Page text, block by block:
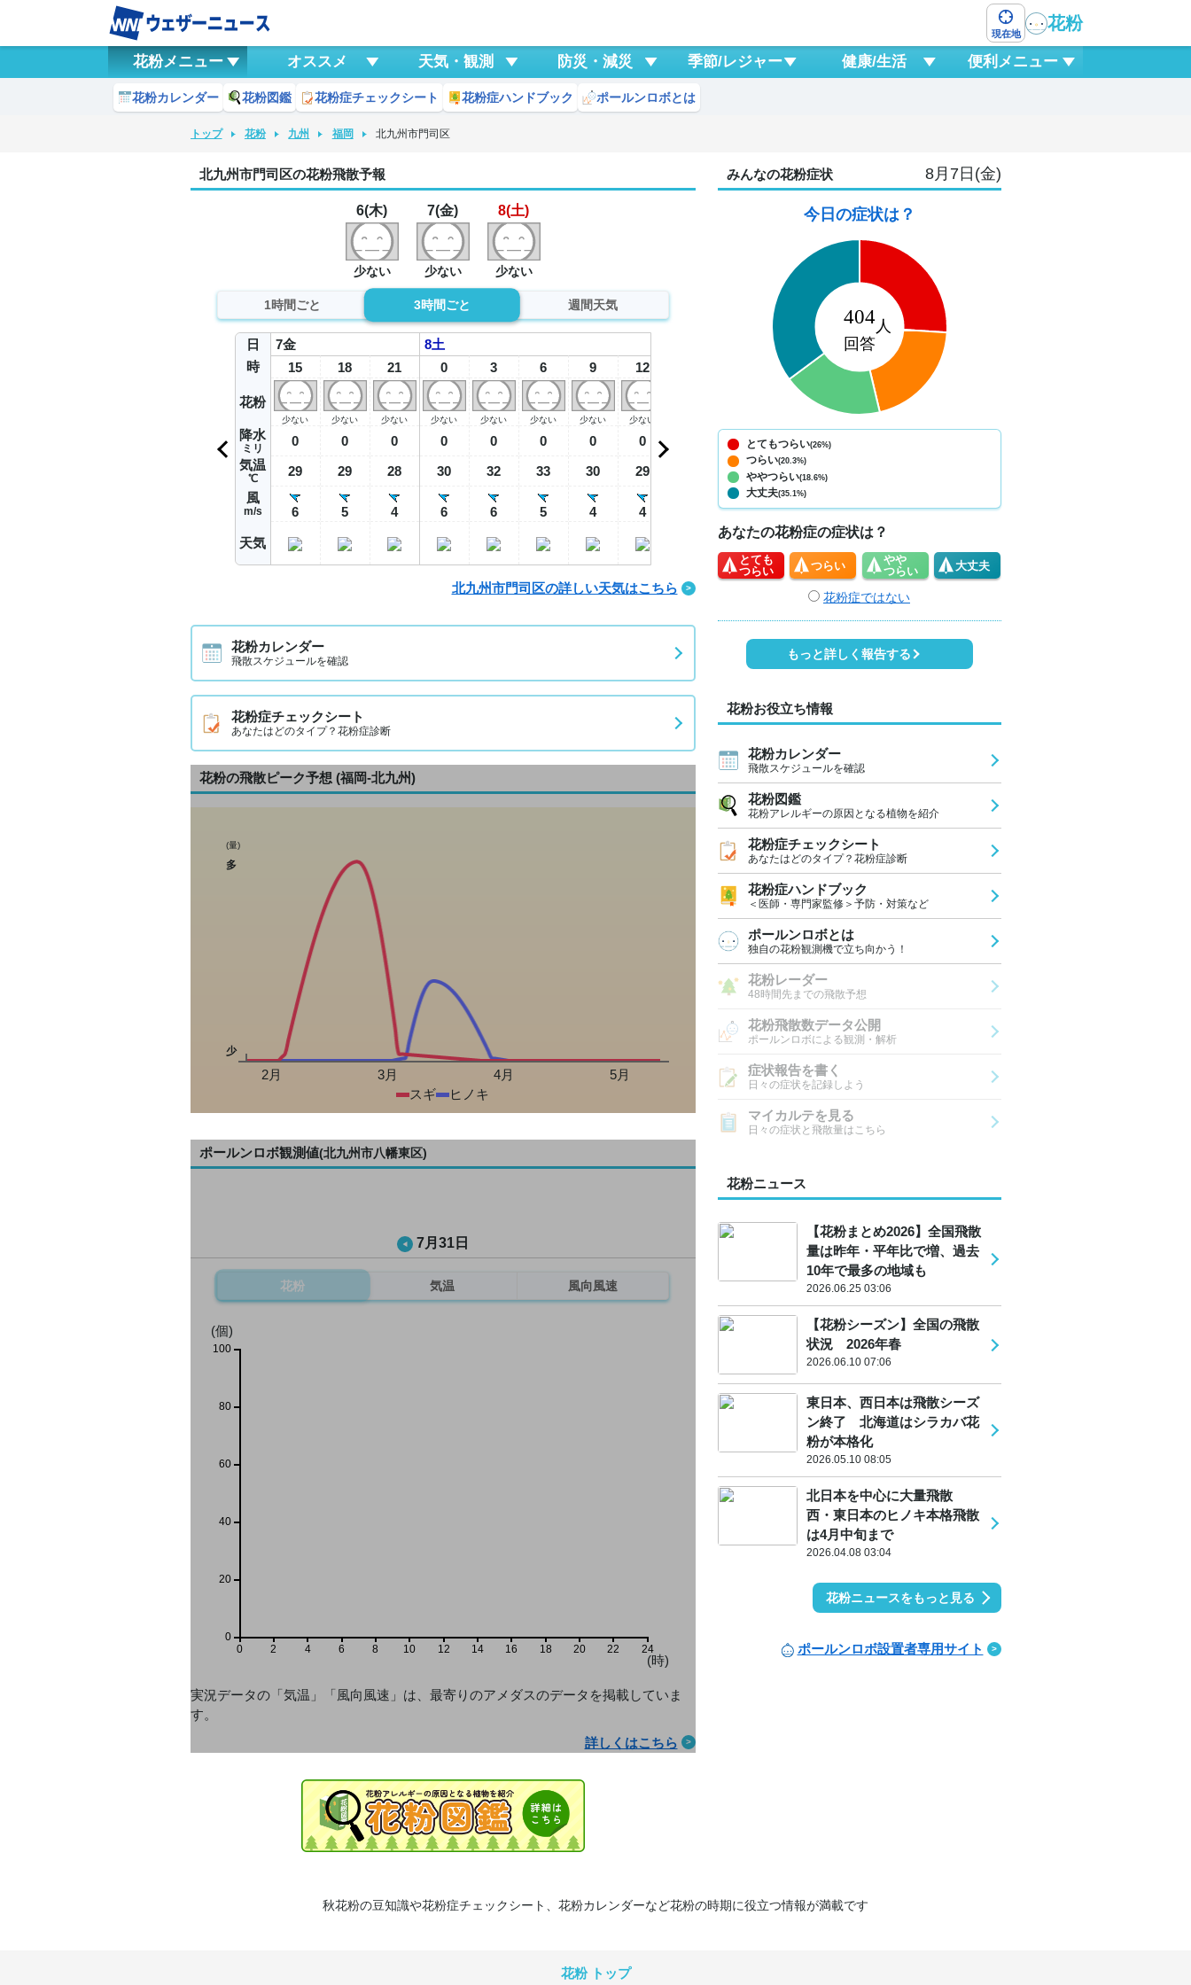
現在地
花粉
花粉メニュー オススメ 天気・観測 防災・減災 季節/レジャー 健康/生活 便利メニュー
花粉カレンダー 花粉図鑑 花粉症チェックシート 花粉症ハンドブック ポールンロボとは
トップ 花粉 九州 福岡 北九州市門司区
北九州市門司区の花粉飛散予報
6(木)
少ない
7(金)
少ない
8(土)
少ない
1時間ごと 3時間ごと 週間天気
日
時
花粉
降水
ミリ
気温
℃
風
m/s
天気
7金
15
少ない
0
29
6
18
少ない
0
29
5
21
少ない
0
28
4
8土
0
少ない
0
30
6
3
少ない
0
32
6
6
少ない
0
33
5
9
少ない
0
30
4
12
少ない
0
29
4
0
28
4
21
0
27
4
0
4
3
5
6
4 4
北九州市門司区の詳しい天気はこちら
花粉カレンダー
飛散スケジュールを確認
花粉症チェックシート
あなたはどのタイプ？花粉症診断
花粉の飛散ピーク予想 (福岡-北九州)
(量)
多
少
2月 3月 4月
5月
スギ
ヒノキ
ポールンロボ観測値(北九州市八幡東区)
7月31日
花粉 気温 風向風速
0 2 4 6 8 10 12 14 16 18 20 22 24
(個)
(時)
0
20
40
60
80
100
実況データの「気温」「風向風速」は、最寄りのアメダスのデータを掲載していま
す。
詳しくはこちら
みんなの花粉症状 8月7日(金)
今日の症状は？
とてもつらい(26%)
つらい(20.3%)
ややつらい(18.6%)
大丈夫(35.1%)
あなたの花粉症の症状は？
とても
つらい
つらい
やや
つらい
大丈夫
花粉症ではない
もっと詳しく報告する
花粉お役立ち情報
花粉カレンダー
飛散スケジュールを確認
花粉図鑑
花粉アレルギーの原因となる植物を紹介
花粉症チェックシート
あなたはどのタイプ？花粉症診断
花粉症ハンドブック
＜医師・専門家監修＞予防・対策など
ポールンロボとは
独自の花粉観測機で立ち向かう！
花粉レーダー
48時間先までの飛散予想
花粉飛散数データ公開
ポールンロボによる観測・解析
症状報告を書く
日々の症状を記録しよう
マイカルテを見る
日々の症状と飛散量はこちら
花粉ニュース
【花粉まとめ2026】全国飛散
量は昨年・平年比で増、過去
10年で最多の地域も
2026.06.25 03:06
【花粉シーズン】全国の飛散
状況 2026年春
2026.06.10 07:06
東日本、西日本は飛散シーズ
ン終了 北海道はシラカバ花
粉が本格化
2026.05.10 08:05
北日本を中心に大量飛散
西・東日本のヒノキ本格飛散
は4月中旬まで
2026.04.08 03:04
花粉ニュースをもっと見る
ポールンロボ設置者専用サイト
秋花粉の豆知識や花粉症チェックシート、花粉カレンダーなど花粉の時期に役立つ情報が満載です
花粉 トップ